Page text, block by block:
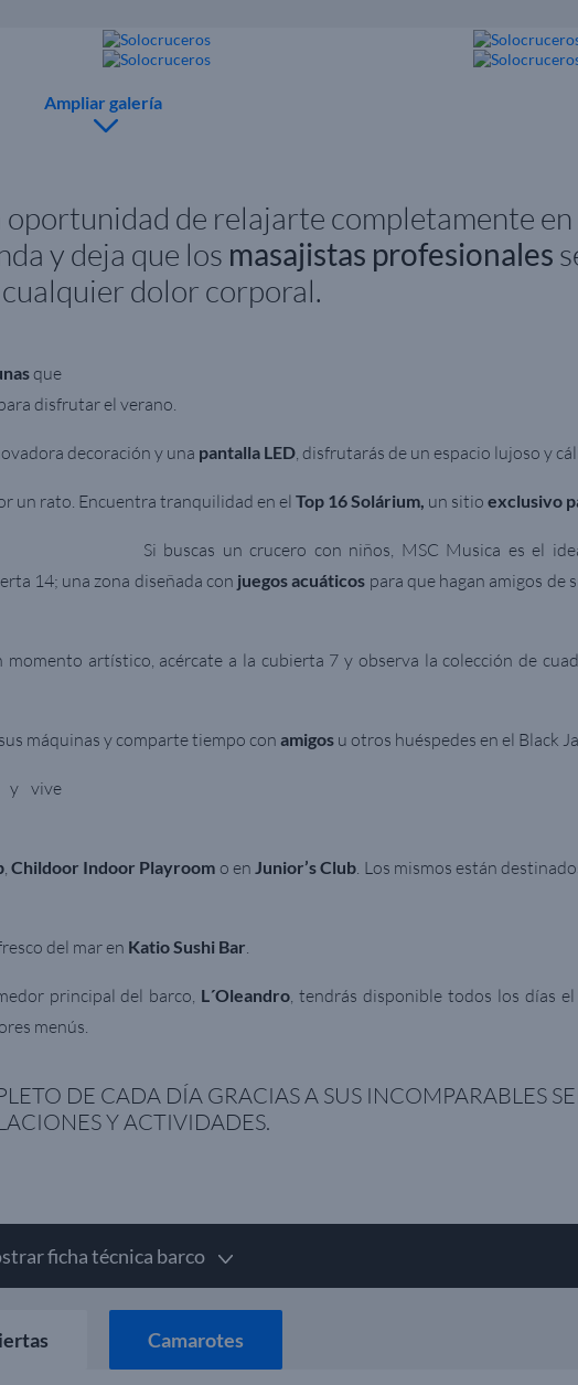
Ampliar galería
oportunidad de relajarte completamente en
y deja que los masajistas profesionales
dolor corporal.
que
disfrutar el verano.
decoración y una pantalla LED, disfrutarás de un espacio lujoso y
un rato. Encuentra tranquilidad en el Top 16 Solárium, un sitio exclusivo
Si buscas un crucero con niños, MSC Musica es el
14; una zona diseñada con juegos acuáticos para que hagan amigos de
momento artístico, acércate a la cubierta 7 y observa la colección de
máquinas y comparte tiempo con amigos u otros huéspedes en el Black
y vive
,Childoor Indoor Playroom o en Junior’s Club. Los mismos están
del mar en Katio Sushi Bar.
principal del barco, L´Oleandro, tendrás disponible todos los días
menús.
DE CADA DÍA GRACIAS A SUS INCOMPARABLES
Y ACTIVIDADES.
ficha técnica barco
Camarotes